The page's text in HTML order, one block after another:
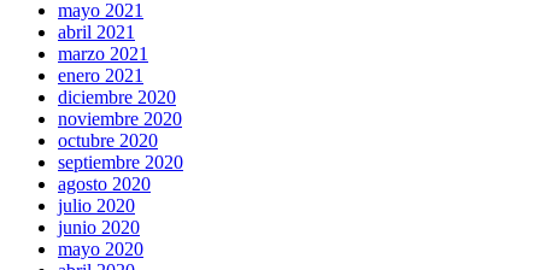
mayo 2021
abril 2021
marzo 2021
enero 2021
diciembre 2020
noviembre 2020
octubre 2020
septiembre 2020
agosto 2020
julio 2020
junio 2020
mayo 2020